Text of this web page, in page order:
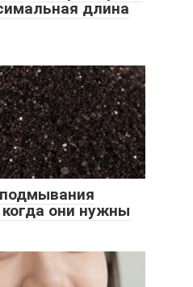
длина
они нужны